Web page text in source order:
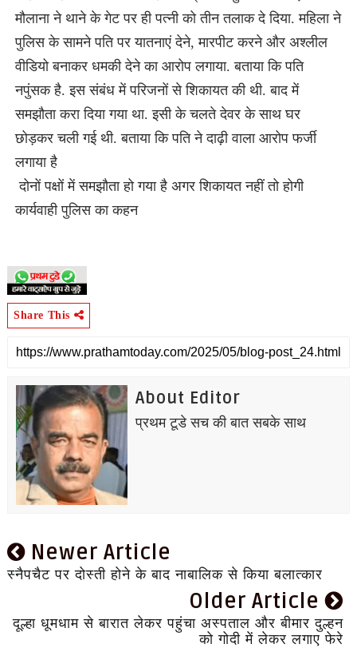
मौलाना ने थाने के गेट पर ही पत्नी को तीन तलाक दे दिया. महिला ने
पुलिस के सामने पति पर यातनाएं देने, मारपीट करने और अश्लील
वीडियो बनाकर धमकी देने का आरोप लगाया. बताया कि पति
नपुंसक है. इस संबंध में परिजनों से शिकायत की थी. बाद में
समझौता करा दिया गया था. इसी के चलते देवर के साथ घर
छोड़कर चली गई थी. बताया कि पति ने दाढ़ी वाला आरोप फर्जी
लगाया है
दोनों पक्षों में समझौता हो गया है अगर शिकायत नहीं तो होगी
कार्यवाही पुलिस का कहन
Share This
About Editor
प्रथम टूडे सच की बात सबके साथ
Newer Article
स्नैपचैट पर दोस्ती होने के बाद नाबालिक से किया बलात्कार
Older Article
दूल्हा धूमधाम से बारात लेकर पहुंचा अस्पताल और बीमार दुल्हन
को गोदी में लेकर लगाए फेरे